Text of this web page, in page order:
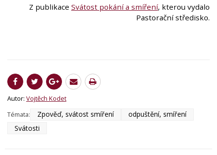
Z publikace Svátost pokání a smíření, kterou vydalo
Pastorační středisko.
Autor: Vojtěch Kodet
Témata:
Zpověď, svátost smíření
odpuštění, smíření
Svátosti